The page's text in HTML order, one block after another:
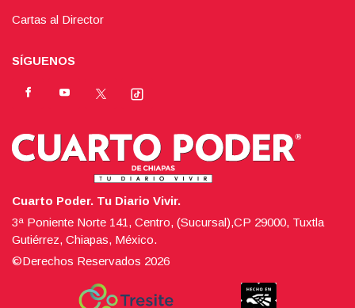
Cartas al Director
SÍGUENOS
Cuarto Poder. Tu Diario Vivir.
3ª Poniente Norte 141, Centro, (Sucursal),CP 29000, Tuxtla
Gutiérrez, Chiapas, México.
©Derechos Reservados 2026